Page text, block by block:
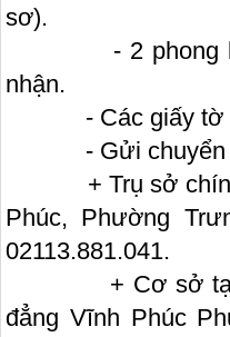
sơ).
- 2 phong bì
nhận.
- Các giấy tờ ưu
- Gửi chuyển
+ Trụ sở chính:
Phúc, Phường
02113.881.041.
+ Cơ sở tại
đẳng Vĩnh Phúc